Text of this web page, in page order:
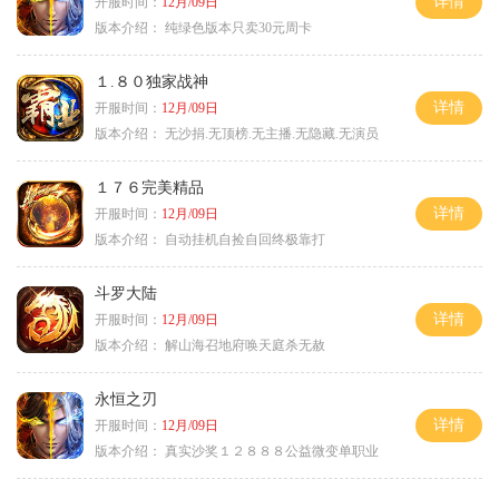
版本介绍： 纯绿色版本只卖30元周卡
１.８０独家战神
开服时间： 12月/09日
版本介绍： 无沙捐.无顶榜.无主播.无隐藏.无演员
详情
１７６完美精品
开服时间： 12月/09日
版本介绍：
自动挂机自捡自回终极靠打
详情
斗罗大陆
开服时间： 12月/09日
版本介绍： 解山海召地府唤天庭杀无赦
详情
永恒之刃
开服时间： 12月/09日
版本介绍： 真实沙奖１２８８８公益微变单职业
详情